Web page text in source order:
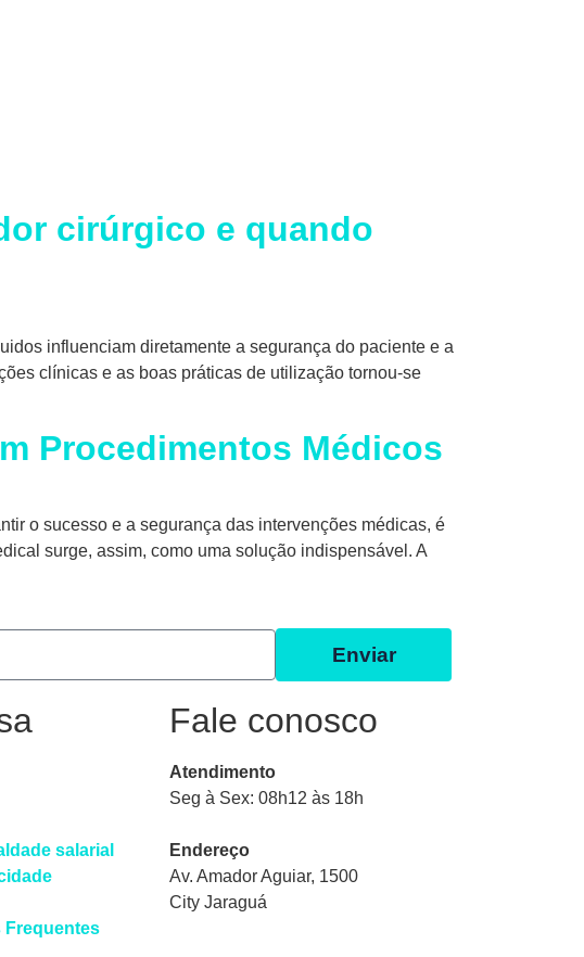
cirúrgico e quando
influenciam diretamente a segurança do paciente e a
clínicas e as boas práticas de utilização tornou-se
Procedimentos Médicos
o sucesso e a segurança das intervenções médicas, é
surge, assim, como uma solução indispensável. A
Enviar
salarial
Frequentes
Fale conosco
Atendimento
Seg à Sex: 08h12 às 18h
Endereço
Av. Amador Aguiar, 1500
City Jaraguá